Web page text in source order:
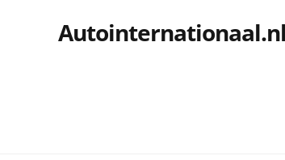
Autointernationaal.nl